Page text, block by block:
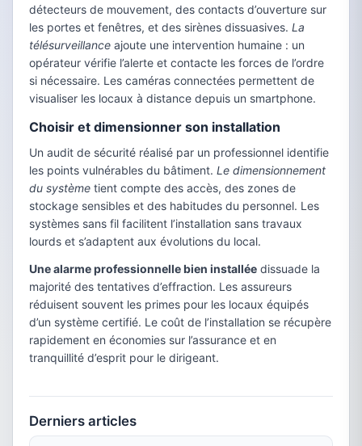
détecteurs de mouvement, des contacts d’ouverture sur
les portes et fenêtres, et des sirènes dissuasives. La
télésurveillance ajoute une intervention humaine : un
opérateur vérifie l’alerte et contacte les forces de l’ordre
si nécessaire. Les caméras connectées permettent de
visualiser les locaux à distance depuis un smartphone.
Choisir et dimensionner son installation
Un audit de sécurité réalisé par un professionnel identifie
les points vulnérables du bâtiment. Le dimensionnement
du système tient compte des accès, des zones de
stockage sensibles et des habitudes du personnel. Les
systèmes sans fil facilitent l’installation sans travaux
lourds et s’adaptent aux évolutions du local.
Une alarme professionnelle bien installée dissuade la
majorité des tentatives d’effraction. Les assureurs
réduisent souvent les primes pour les locaux équipés
d’un système certifié. Le coût de l’installation se récupère
rapidement en économies sur l’assurance et en
tranquillité d’esprit pour le dirigeant.
Derniers articles